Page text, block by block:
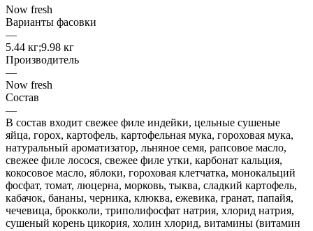
Now fresh
Варианты фасовки
—
5.44 кг;9.98 кг
Производитель
—
Now fresh
Состав
—
В состав входит свежее филе индейки, цельные сушеные
яйца, горох, картофель, картофельная мука, гороховая мука,
натуральный ароматизатор, льняное семя, рапсовое масло,
свежее филе лосося, свежее филе утки, карбонат кальция,
кокосовое масло, яблоки, гороховая клетчатка, монокальций
фосфат, томат, люцерна, морковь, тыква, сладкий картофель,
кабачок, бананы, черника, клюква, ежевика, гранат, папайя,
чечевица, брокколи, триполифосфат натрия, хлорид натрия,
сушеный корень цикория, холин хлорид, витамины (витамин